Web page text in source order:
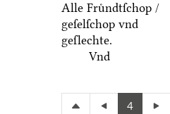
Alle Fruͤndtſchop /
geſelſchop vnd
geſlechte.
Vnd
4